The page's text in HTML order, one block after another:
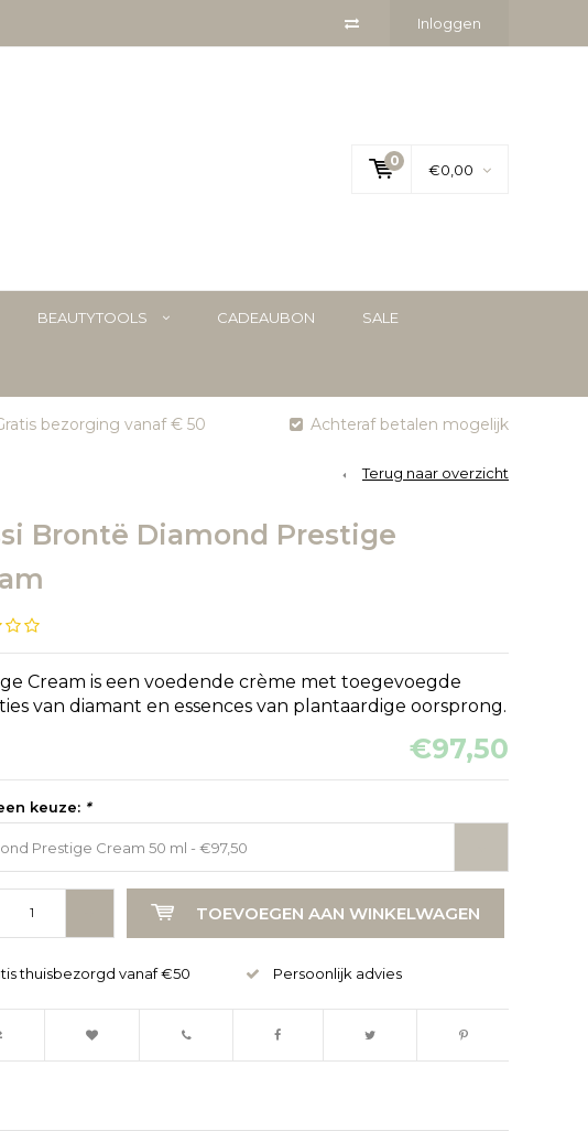
Inloggen
0
€0,00
BEAUTYTOOLS CADEAUBON SALE
bezorging vanaf € 50 Achteraf betalen mogelijk
Terug naar overzicht
Afbeelding vergroten
Brontë Diamond Prestige
Cream is een voedende crème met toegevoegde
van diamant en essences van plantaardige oorsprong.
€97,50
keuze: *
Prestige Cream 50 ml - €97,50
TOEVOEGEN AAN WINKELWAGEN
thuisbezorgd vanaf €50 Persoonlijk advies